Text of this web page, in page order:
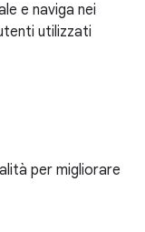
e naviga nei
utilizzati
per migliorare